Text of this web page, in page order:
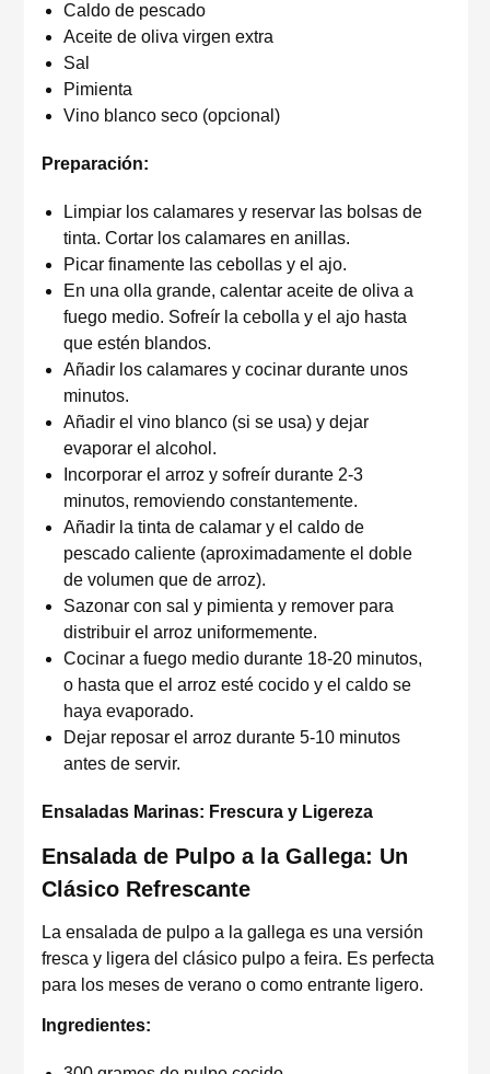
Caldo de pescado
Aceite de oliva virgen extra
Sal
Pimienta
Vino blanco seco (opcional)
Preparación:
Limpiar los calamares y reservar las bolsas de
tinta. Cortar los calamares en anillas.
Picar finamente las cebollas y el ajo.
En una olla grande, calentar aceite de oliva a
fuego medio. Sofreír la cebolla y el ajo hasta
que estén blandos.
Añadir los calamares y cocinar durante unos
minutos.
Añadir el vino blanco (si se usa) y dejar
evaporar el alcohol.
Incorporar el arroz y sofreír durante 2-3
minutos, removiendo constantemente.
Añadir la tinta de calamar y el caldo de
pescado caliente (aproximadamente el doble
de volumen que de arroz).
Sazonar con sal y pimienta y remover para
distribuir el arroz uniformemente.
Cocinar a fuego medio durante 18-20 minutos,
o hasta que el arroz esté cocido y el caldo se
haya evaporado.
Dejar reposar el arroz durante 5-10 minutos
antes de servir.
Ensaladas Marinas: Frescura y Ligereza
Ensalada de Pulpo a la Gallega: Un
Clásico Refrescante
La ensalada de pulpo a la gallega es una versión
fresca y ligera del clásico pulpo a feira. Es perfecta
para los meses de verano o como entrante ligero.
Ingredientes: